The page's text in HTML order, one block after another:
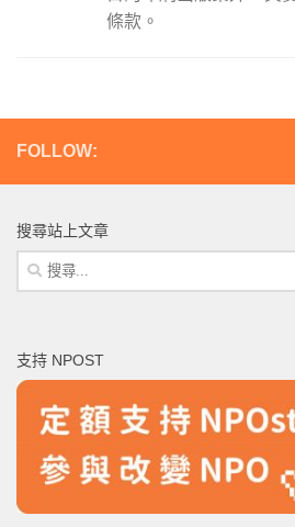
條款。
FOLLOW:
搜尋站上文章
搜
尋
字:
支持 NPOST